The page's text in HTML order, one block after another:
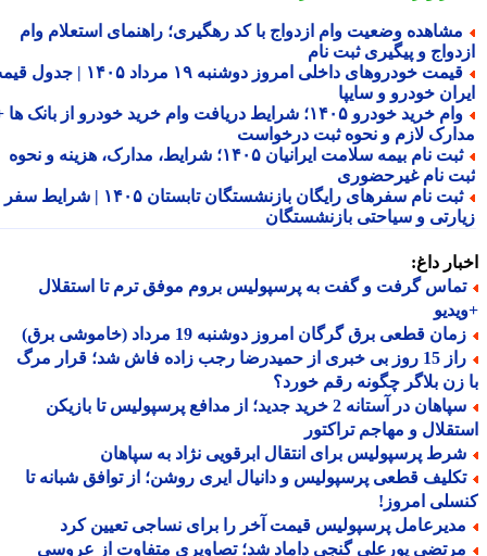
وضعیت وام ازدواج با کد رهگیری؛ راهنمای استعلام وام
و پیگیری ثبت نام
قیمت خودروهای داخلی امروز دوشنبه ۱۹ مرداد ۱۴۰۵ | جدول قیمت
خودرو و سایپا
وام خرید خودرو ۱۴۰۵؛ شرایط دریافت وام خرید خودرو از بانک ها +
لازم و نحوه ثبت درخواست
ثبت نام بیمه سلامت ایرانیان ۱۴۰۵؛ شرایط، مدارک، هزینه و نحوه
نام غیرحضوری
ثبت نام سفرهای رایگان بازنشستگان تابستان ۱۴۰۵ | شرایط سفر
و سیاحتی بازنشستگان
داغ:
گرفت و گفت به پرسپولیس بروم موفق ترم تا استقلال
قطعی برق گرگان امروز دوشنبه 19 مرداد (خاموشی برق)
راز 15 روز بی خبری از حمیدرضا رجب زاده فاش شد؛ قرار مرگ
زن بلاگر چگونه رقم خورد؟
سپاهان در آستانه 2 خرید جدید؛ از مدافع پرسپولیس تا بازیکن
و مهاجم تراکتور
پرسپولیس برای انتقال ابرقویی نژاد به سپاهان
قطعی پرسپولیس و دانیال ایری روشن؛ از توافق شبانه تا
امروز!
پرسپولیس قیمت آخر را برای نساجی تعیین کرد
پورعلی گنجی داماد شد؛ تصاویری متفاوت از عروسی